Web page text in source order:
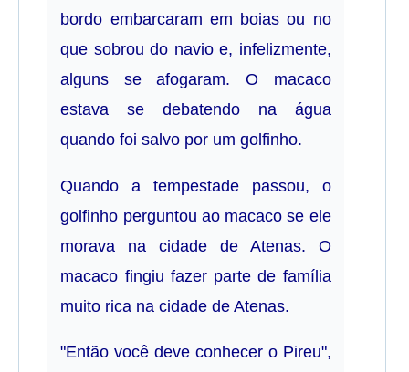
bordo embarcaram em boias ou no
que sobrou do navio e, infelizmente,
alguns se afogaram. O macaco
estava se debatendo na água
quando foi salvo por um golfinho.
Quando a tempestade passou, o
golfinho perguntou ao macaco se ele
morava na cidade de Atenas. O
macaco fingiu fazer parte de família
muito rica na cidade de Atenas.
"Então você deve conhecer o Pireu",